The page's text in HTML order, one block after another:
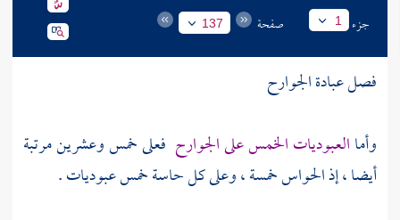
جزء 1 صفحة 137
فصل عبادة الجوارح
وأماالعبوديات الخمس على الجوارح فعلى خمس وعشرين مرتبة
أيضا ، إذ الحواس خمسة ، وعلى كل حاسة خمس عبوديات .